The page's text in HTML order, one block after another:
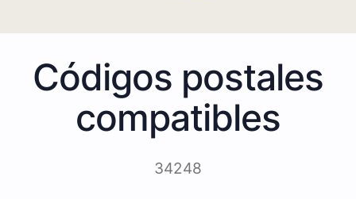
Códigos postales
compatibles
34248